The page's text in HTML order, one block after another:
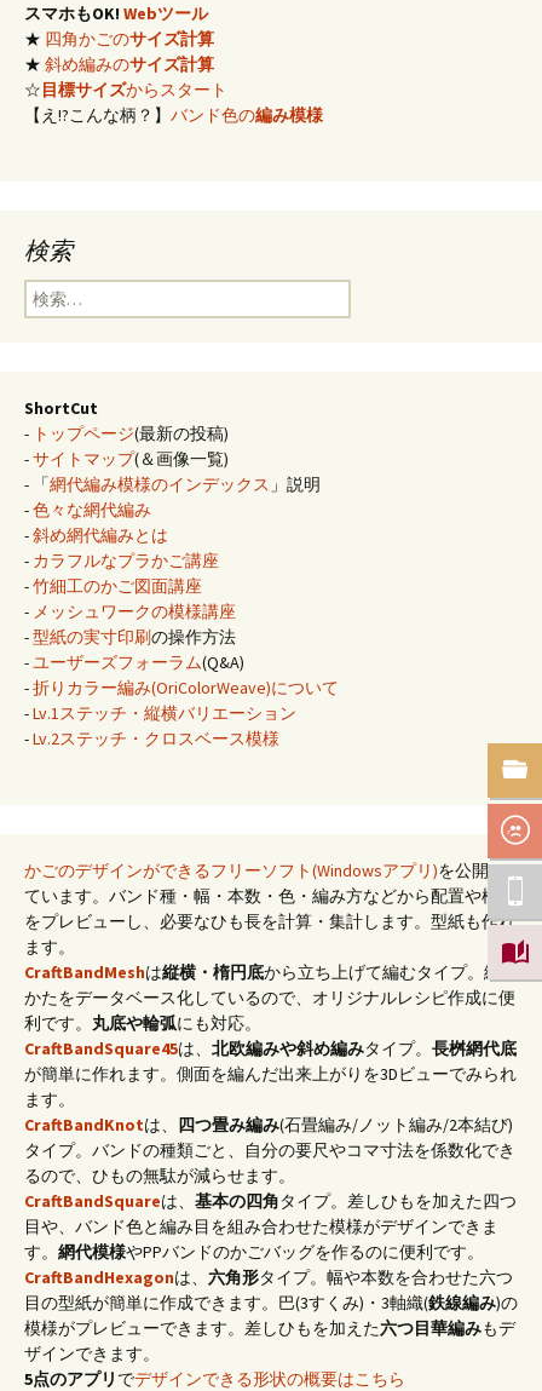
スマホもOK! Webツール
★ 四角かごのサイズ計算
★ 斜め編みのサイズ計算
☆目標サイズからスタート
【え!?こんな柄？】 バンド色の編み模様
検索
検
索:
ShortCut
- トップページ(最新の投稿)
-サイトマップ(＆画像一覧)
- 「網代編み模様のインデックス 」説明
-色々な網代編み
-斜め網代編みとは
- カラフルなプラかご講座
-竹細工のかご図面講座
- メッシュワークの模様講座
-型紙の実寸印刷の操作方法
-ユーザーズフォーラム(Q&A)
-折りカラー編み(OriColorWeave)について
-Lv.1ステッチ・縦横バリエーション
-Lv.2ステッチ・クロスベース模様
かごのデザインができるフリーソフト(Windowsアプリ)を公開し
ています。バンド種・幅・本数・色・編み方などから配置や模様
をプレビューし、必要なひも長を計算・集計します。型紙も作れ
ます。
CraftBandMeshは縦横・楕円底から立ち上げて編むタイプ。編み
かたをデータベース化しているので、オリジナルレシピ作成に便
利です。 丸底や輪弧にも対応。
CraftBandSquare45は、 北欧編みや斜め編みタイプ。 長桝網代底
が簡単に作れます。側面を編んだ出来上がりを3Dビューでみられ
ます。
CraftBandKnotは、 四つ畳み編み(石畳編み/ノット編み/2本結び)
タイプ。バンドの種類ごと、自分の要尺やコマ寸法を係数化でき
るので、ひもの無駄が減らせます。
CraftBandSquareは、 基本の四角タイプ。差しひもを加えた四つ
目や、バンド色と編み目を組み合わせた模様がデザインできま
す。 網代模様やPPバンドのかごバッグを作るのに便利です。
CraftBandHexagonは、 六角形タイプ。幅や本数を合わせた六つ
目の型紙が簡単に作成できます。巴(3すくみ)・3軸織(鉄線編み)の
模様がプレビューできます。差しひもを加えた六つ目華編みもデ
ザインできます。
5点のアプリ でデザインできる形状の概要はこちら